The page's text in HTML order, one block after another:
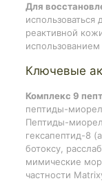
Для
использоваться
реактивной
Ключевые
Комплекс 9
пептиды-
Пептиды-
гексапептид-8
ботоксу,
мимические
частности